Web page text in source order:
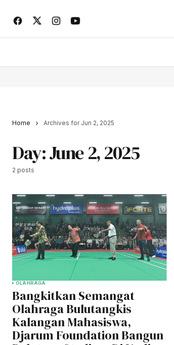
Home Archives for Jun 2, 2025
Day:June 2, 2025
2 posts
OLAHRAGA
Bangkitkan Semangat
Olahraga Bulutangkis
Kalangan Mahasiswa,
Djarum Foundation Bangun